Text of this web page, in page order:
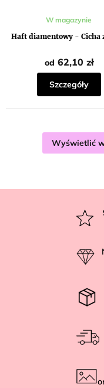
Haft diamentowy - Cicha
W magazynie
od 62,10 zł
Szczegóły
Wyświetlić